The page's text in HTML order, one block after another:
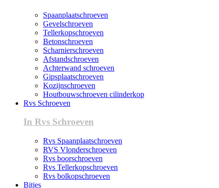
Spaanplaatschroeven
Gevelschroeven
Tellerkopschroeven
Betonschroeven
Scharnierschroeven
Afstandschroeven
Achterwand schroeven
Gipsplaatschroeven
Kozijnschroeven
Houtbouwschroeven cilinderkop
Rvs Schroeven
In Rvs Schroeven
Rvs Spaanplaatschroeven
RVS Vlonderschroeven
Rvs boorschroeven
Rvs Tellerkopschroeven
Rvs bolkopschroeven
Bitjes